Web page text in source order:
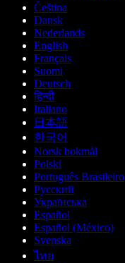
Čeština
Dansk
Nederlands
English
Français
Suomi
Deutsch
हिन्दी
Italiano
日本語
한국어
Norsk bokmål
Polski
Português Brasileiro
Русский
Українська
Español
Español (México)
Svenska
ไทย